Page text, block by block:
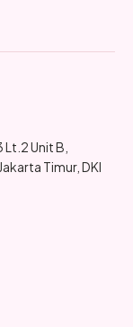
Unit B,
Timur, DKI